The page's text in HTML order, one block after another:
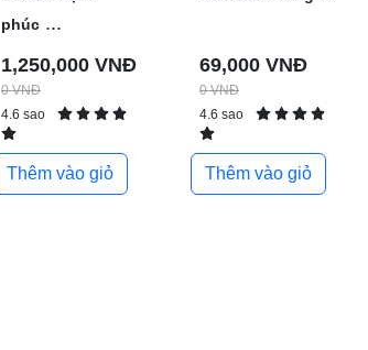
phúc ...
1,250,000 VNĐ
0 VNĐ
4.6 sao
Thêm vào giỏ
69,000 VNĐ
0 VNĐ
4.6 sao
Thêm vào giỏ